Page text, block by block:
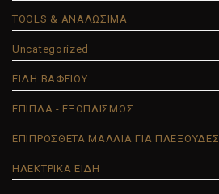
TOOLS & ΑΝΑΛΩΣΙΜΑ
Uncategorized
ΕΙΔΗ ΒΑΦΕΙΟΥ
ΕΠΙΠΛΑ - ΕΞΟΠΛΙΣΜΟΣ
ΕΠΙΠΡΟΣΘΕΤΑ ΜΑΛΛΙΑ ΓΙΑ ΠΛΕΞΟΥΔΕΣ
ΗΛΕΚΤΡΙΚΑ ΕΙΔΗ